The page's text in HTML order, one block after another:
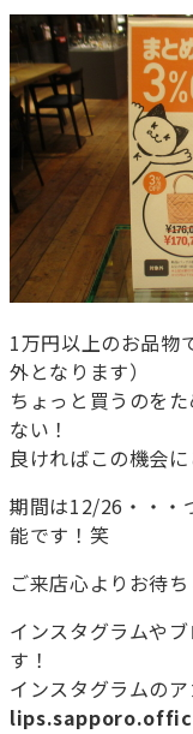
1万円以上のお品物
外となります）
ちょっと買うのを
ない！
良ければこの機会
期間は12/26・・・
能です！笑
ご来店心よりお待
インスタグラムや
す！
インスタグラムの